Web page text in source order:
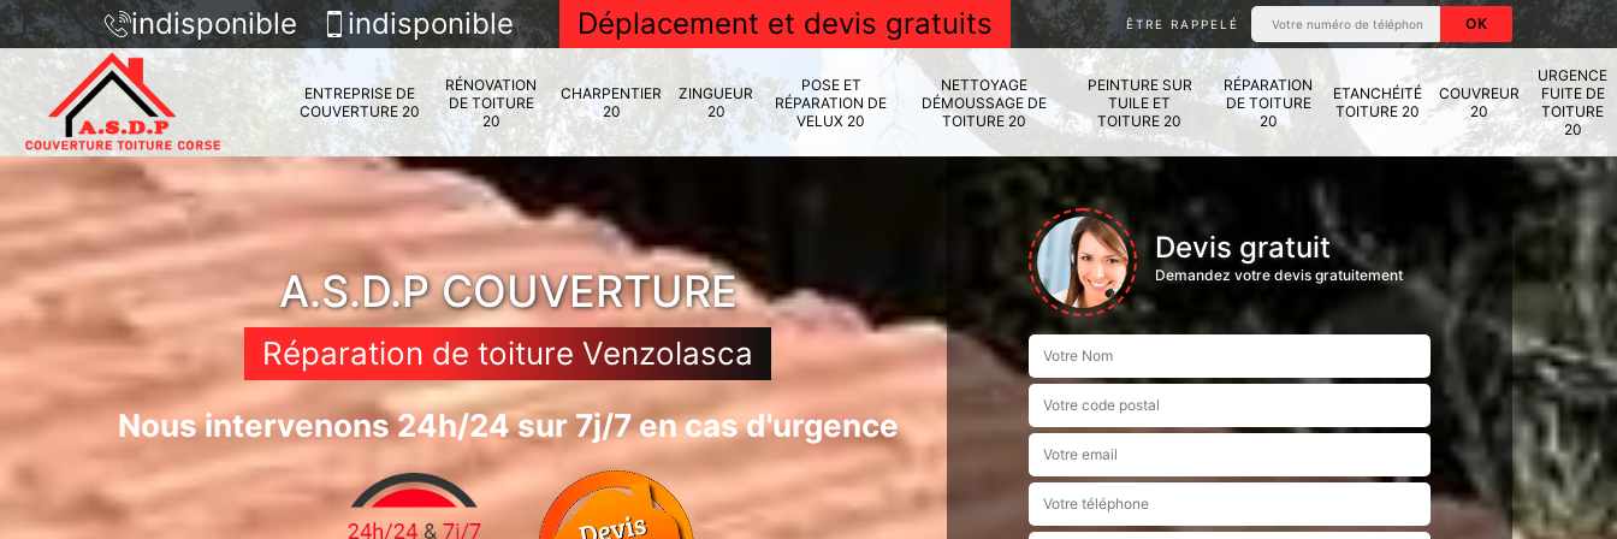
indisponible indisponible Déplacement et devis gratuits ÊTRE RAPPELÉ
ENTREPRISE DE
COUVERTURE 20
RÉNOVATION
DE TOITURE
20
CHARPENTIER
20
ZINGUEUR
20
POSE ET
RÉPARATION DE
VELUX 20
NETTOYAGE
DÉMOUSSAGE DE
TOITURE 20
PEINTURE SUR
TUILE ET
TOITURE 20
RÉPARATION
DE TOITURE
20
ETANCHÉITÉ
TOITURE 20
COUVREUR
20
URGENCE
FUITE DE
TOITURE
20
A.S.D.P COUVERTURE
Réparation de toiture Venzolasca
Nous intervenons 24h/24 sur 7j/7 en cas d'urgence
Devis gratuit
Demandez votre devis gratuitement